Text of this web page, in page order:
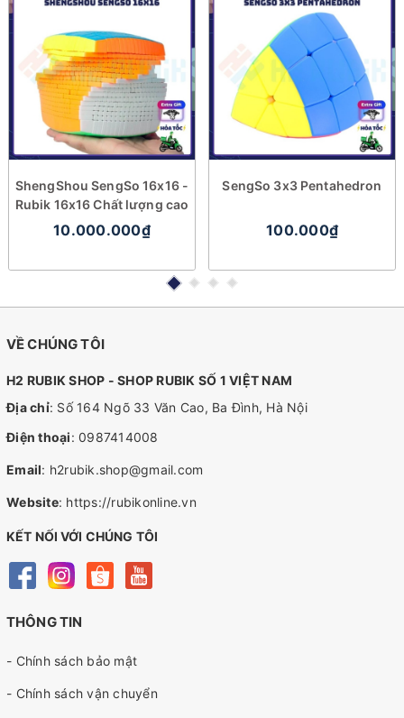
ShengShou SengSo 16x16 -
Rubik 16x16 Chất lượng cao
10.000.000₫
SengSo 3x3 Pentahedron
100.000₫
VỀ CHÚNG TÔI
H2 RUBIK SHOP - SHOP RUBIK SỐ 1 VIỆT NAM
Địa chỉ: Số 164 Ngõ 33 Văn Cao, Ba Đình, Hà Nội
Điện thoại: 0987414008
Email: h2rubik.shop@gmail.com
Website: https://rubikonline.vn
KẾT NỐI VỚI CHÚNG TÔI
THÔNG TIN
- Chính sách bảo mật
- Chính sách vận chuyển